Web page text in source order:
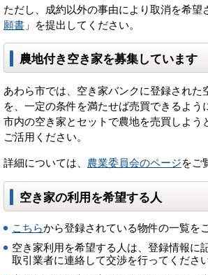
ただし、成約以外の事由により取消を希望
願書 」を提出してください。
農地付き空き家を募集しています
あわら市では、空き家バンクに登録された
を、一定の条件を満たせば売買できるよう
市内の空き家とセットで農地を売買しよう
ご活用ください。
詳細については、 農業委員会のページをご
空き家の利用を希望する人
こちらから登録されている物件の一覧を
空き家利用を希望する人は、登録情報に
取引業者に連絡して交渉を行ってください